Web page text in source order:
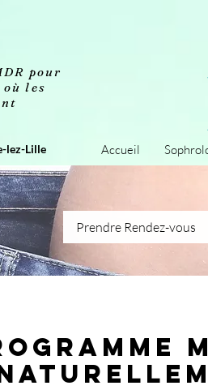
pour
les
lez-Lille Accueil
Prendre Rendez-vous